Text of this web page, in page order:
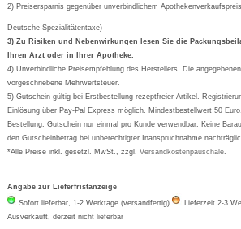
Vertrag widerrufen
Newsletteranmeldung
Formoline
Wick
Eucerin
Basica
2) Preisersparnis gegenüber unverbindlichem
Deutsche Spezialitätentaxe)
3) Zu Risiken und Nebenwirkungen lesen Sie die
Ihren Arzt oder in Ihrer Apotheke.
4) Unverbindliche Preisempfehlung des Herstellers. Die
vorgeschriebene Mehrwertsteuer.
5) Gutschein gültig bei Erstbestellung rezeptfreier Artikel.
Einlösung über Pay-Pal Express möglich. Mindestbestellwert 50
Bestellung. Gutschein nur einmal pro Kunde verwendbar. Keine
den Gutscheinbetrag bei unberechtigter Inanspruchnahme
*Alle Preise inkl. gesetzl. MwSt., zzgl.Versandkostenpauschale.
Angabe zur Lieferfristanzeige
Sofort lieferbar, 1-2 Werktage (versandfertig)
Lieferzeit 2-3
Ausverkauft, derzeit nicht lieferbar